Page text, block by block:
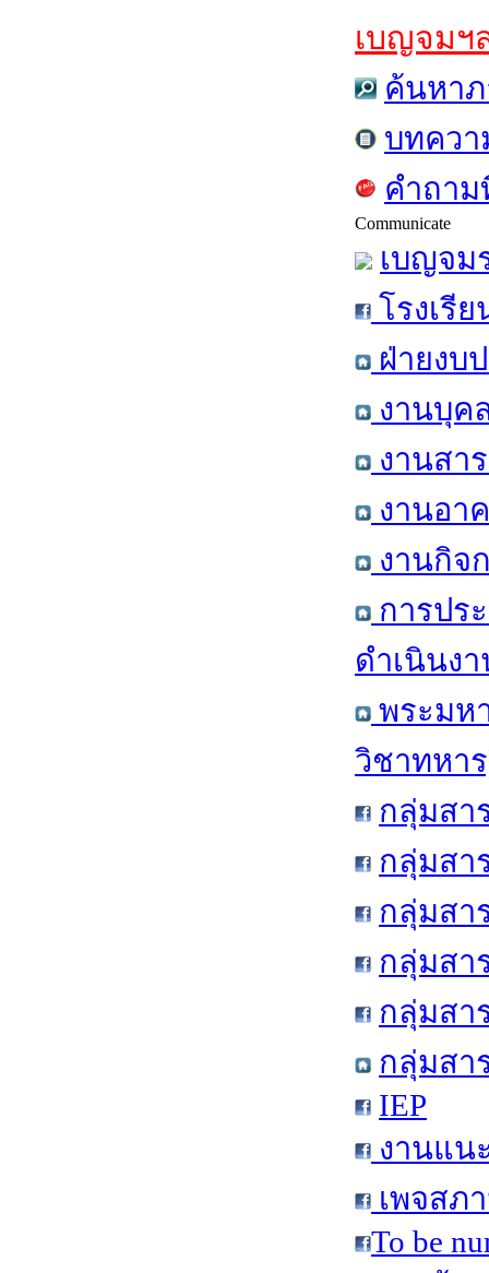
เบญจมฯ
ค้นหาภ
บทควา
คำถา
Communicate
เบญจม
โรงเรี
ฝ่ายงบ
งานบุค
งานสา
งานอา
งานกิจ
การปร
ดำเนินง
พระมห
วิชาทหา
กลุ่มสา
กลุ่มสา
กลุ่มสา
กลุ่มสา
กลุ่มสา
กลุ่มสา
IEP
งานแน
เพจสภ
To be